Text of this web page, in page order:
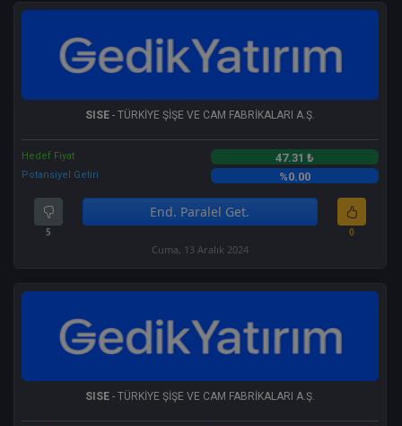
SISE - TÜRKİYE ŞİŞE VE CAM FABRİKALARI A.Ş.
Hedef Fiyat 47.31 ₺
Potansiyel Getiri %0.00
5
End. Paralel Get.
0
Cuma, 13 Aralık 2024
SISE - TÜRKİYE ŞİŞE VE CAM FABRİKALARI A.Ş.